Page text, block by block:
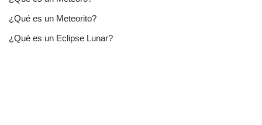
¿Qué es un Meteorito?
¿Qué es un Eclipse Lunar?